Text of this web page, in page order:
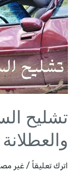
تشليح
والعطلانة
اترك تعليقاً /غير
السيارات
المصدومة
والعطلانة